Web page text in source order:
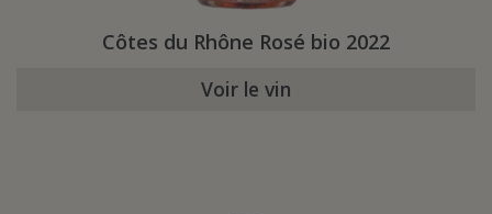
Côtes du Rhône Rosé bio 2022
Voir le vin